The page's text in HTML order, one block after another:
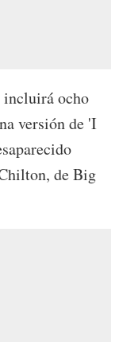
incluirá ocho
versión de 'I
de Big